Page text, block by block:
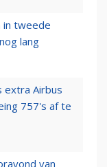
in tweede
lang
extra Airbus
757's af te
van